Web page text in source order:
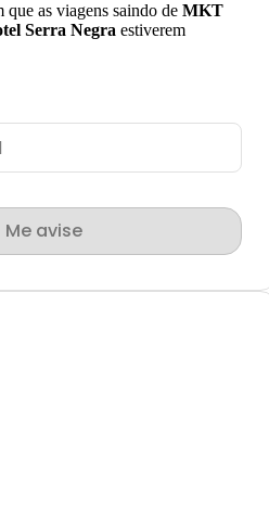
que as viagens saindo de MKT
Serra Negra estiverem
Me avise